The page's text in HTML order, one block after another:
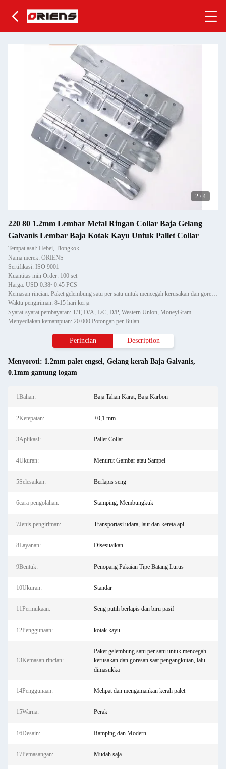
2 /4
220 80 1.2mm Lembar Metal Ringan Collar Baja Gelang
Galvanis Lembar Baja Kotak Kayu Untuk Pallet Collar
Tempat asal: Hebei, Tiongkok
Nama merek: ORIENS
Sertifikasi: ISO 9001
Kuantitas min Order: 100 set
Harga: USD 0.38~0.45 PCS
Kemasan rincian: Paket gelembung satu per satu untuk mencegah kerusakan dan goresan saat pengangkutan, lalu dimasukka
Waktu pengiriman: 8-15 hari kerja
Syarat-syarat pembayaran: T/T, D/A, L/C, D/P, Western Union, MoneyGram
Menyediakan kemampuan: 20.000 Potongan per Bulan
Perincian Description
Menyoroti: 1.2mm palet engsel, Gelang kerah Baja Galvanis,
0.1mm gantung logam
1Bahan: Baja Tahan Karat, Baja Karbon
2Ketepatan: ±0,1 mm
3Aplikasi: Pallet Collar
4Ukuran: Menurut Gambar atau Sampel
5Selesaikan: Berlapis seng
6cara pengolahan: Stamping, Membungkuk
7Jenis pengiriman: Transportasi udara, laut dan kereta api
8Layanan: Disesuaikan
9Bentuk: Penopang Pakaian Tipe Batang Lurus
10Ukuran: Standar
11Permukaan: Seng putih berlapis dan biru pasif
12Penggunaan: kotak kayu
13Kemasan rincian:
Paket gelembung satu per satu untuk mencegah
kerusakan dan goresan saat pengangkutan, lalu
dimasukka
14Penggunaan: Melipat dan mengamankan kerah palet
15Warna: Perak
16Desain: Ramping dan Modern
17Pemasangan: Mudah saja.